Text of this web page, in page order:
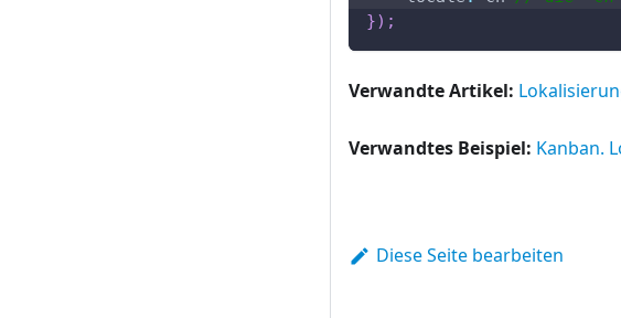
}) ;
Verwandte Artikel:
Verwandtes Beispiel: Kanban.
Diese Seite bearbeiten